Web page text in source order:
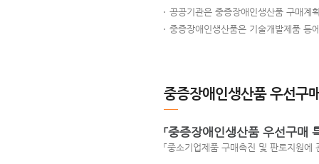
공공기관은 중증장애인생산품 구매계
중증장애인생산품은 기술개발제품 등
중증장애인생산품 우선구
「중증장애인생산품 우선구매
「중소기업제품 구매촉진 및 판로지원